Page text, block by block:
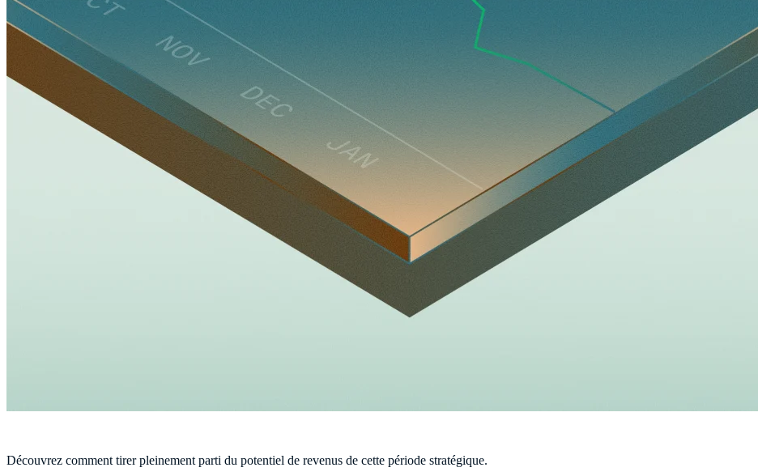
Découvrez comment tirer pleinement parti du potentiel de revenus de cette période stratégique.